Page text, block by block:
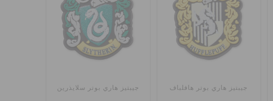
جيبتيز هاري بوتر هافلباف جيبتيز هاري بوتر سلايذرين